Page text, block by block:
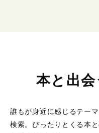
本と出
誰もが身近に感じるテー
検索。 ぴったりとくる本